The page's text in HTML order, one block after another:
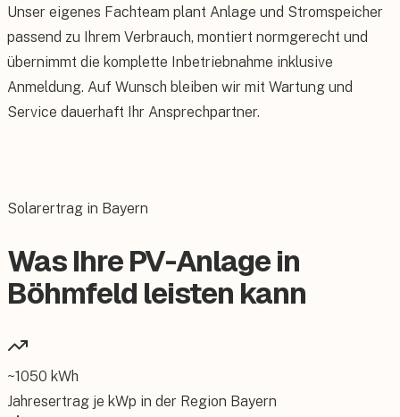
Unser eigenes Fachteam plant Anlage und Stromspeicher
passend zu Ihrem Verbrauch, montiert normgerecht und
übernimmt die komplette Inbetriebnahme inklusive
Anmeldung. Auf Wunsch bleiben wir mit Wartung und
Service dauerhaft Ihr Ansprechpartner.
Solarertrag in Bayern
Was Ihre PV-Anlage in
Böhmfeld leisten kann
~1050 kWh
Jahresertrag je kWp in der Region Bayern